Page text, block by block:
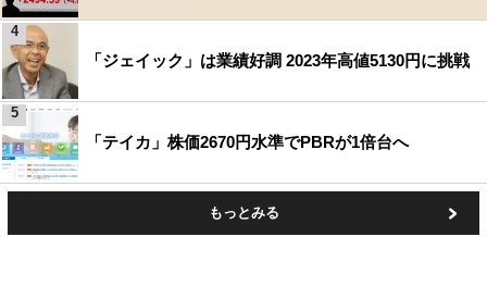
「ジェイック」は業績好調 2023年高値5130円に挑戦
4
「テイカ」株価2670円水準でPBRが1倍台へ
5
もっとみる